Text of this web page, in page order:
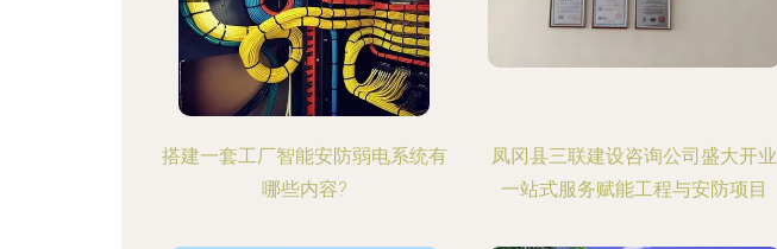
搭建一套工厂智能安防弱电系统有
哪些内容?
凤冈县三联建设咨询公司盛大开业
一站式服务赋能工程与安防项目